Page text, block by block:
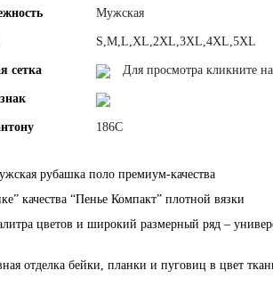
Мужская
S,M,L,XL,2XL,3XL,4XL,5XL
сетка Для просмотра кликните
186С
рубашка поло премиум-качества
качества “Пенье Компакт” плотной вязки
цветов и широкий размерный ряд –
отделка бейки, планки и пуговиц в цвет